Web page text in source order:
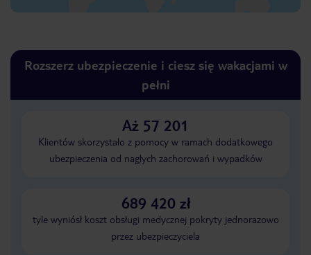
Rozszerz ubezpieczenie i ciesz się wakacjami w
pełni
Aż 57 201
Klientów skorzystało z pomocy w ramach dodatkowego
ubezpieczenia od nagłych zachorowań i wypadków
689 420 zł
tyle wyniósł koszt obsługi medycznej pokryty jednorazowo
przez ubezpieczyciela